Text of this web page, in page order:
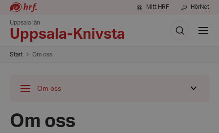
Mitt HRF HörNet
Uppsala län
Uppsala-Knivsta
Sök
Visa
meny
Start Om oss
Om oss
Visa
Om oss